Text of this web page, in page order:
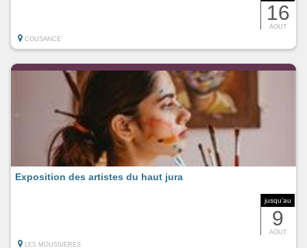
16
AOUT
COUSANCE
jusqu'au
9
AOUT
Exposition des artistes du haut jura
LES MOUSSIERES